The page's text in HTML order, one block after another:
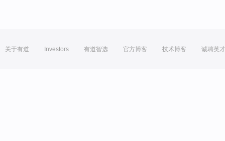
关于有道 Investors 有道智选 官方博客 技术博客 诚聘英才